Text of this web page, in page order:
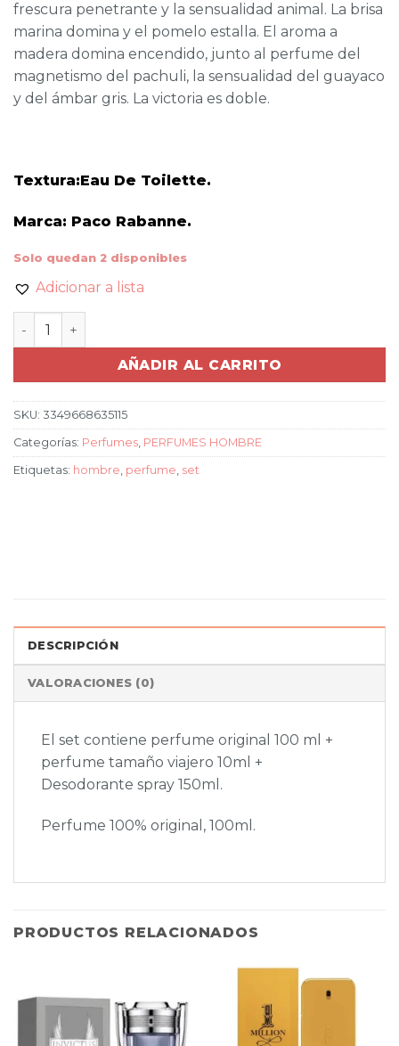
frescura penetrante y la sensualidad animal. La brisa
marina domina y el pomelo estalla. El aroma a
madera domina encendido, junto al perfume del
magnetismo del pachuli, la sensualidad del guayaco
y del ámbar gris. La victoria es doble.
Textura:Eau De Toilette.
Marca: Paco Rabanne.
Solo quedan 2 disponibles
Adicionar a lista
SET INVICTUS PACO RABANNE cantidad
AÑADIR AL CARRITO
SKU: 3349668635115
Categorías: Perfumes, PERFUMES HOMBRE
Etiquetas: hombre, perfume, set
DESCRIPCIÓN
VALORACIONES (0)
El set contiene perfume original 100 ml +
perfume tamaño viajero 10ml +
Desodorante spray 150ml.
Perfume 100% original, 100ml.
PRODUCTOS RELACIONADOS